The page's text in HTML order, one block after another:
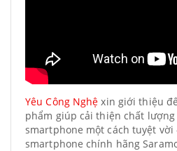
Yêu Công Nghệ xin giới thiệu
phẩm giúp cải thiện chất
smartphone một cách tuyệt vời
smartphone chính hãng